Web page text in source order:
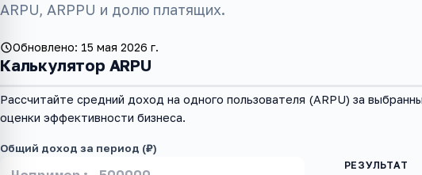
ARPU, ARPPU и долю платящих.
Обновлено: 15 мая 2026 г.
Калькулятор ARPU
Рассчитайте средний доход на одного пользователя (ARPU) за
оценки эффективности бизнеса.
Общий доход за период (₽)